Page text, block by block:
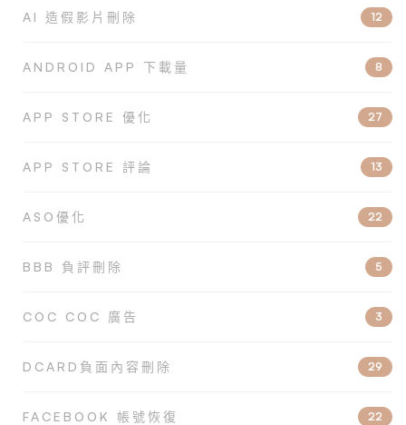
AI 造假影片刪除 12
ANDROID APP 下載量 8
APP STORE 優化 27
APP STORE 評論 13
ASO優化 22
BBB 負評刪除 5
COC COC 廣告 3
DCARD負面內容刪除 29
FACEBOOK 帳號恢復 22